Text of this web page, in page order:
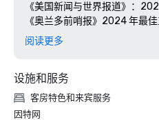
《美国新闻与世界报道》：
《奥兰多前哨报》2024 年最
佛罗里达绿色住宿：三棕榈树称
阅读更多
设施和服务
客房特色和来宾服务
因特网